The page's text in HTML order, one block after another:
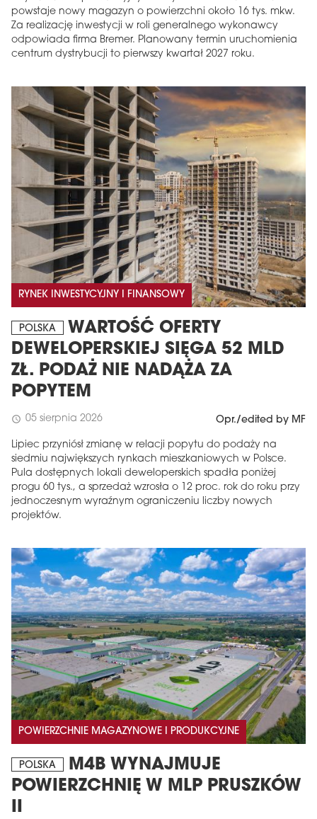
powstaje nowy magazyn o powierzchni około 16 tys. mkw.
Za realizację inwestycji w roli generalnego wykonawcy
odpowiada firma Bremer. Planowany termin uruchomienia
centrum dystrybucji to pierwszy kwartał 2027 roku.
RYNEK INWESTYCYJNY I FINANSOWY
POLSKA
WARTOŚĆ OFERTY
DEWELOPERSKIEJ SIĘGA 52 MLD
ZŁ. PODAŻ NIE NADĄŻA ZA
POPYTEM
schedule 05 sierpnia 2026 Opr./edited by MF
Lipiec przyniósł zmianę w relacji popytu do podaży na
siedmiu największych rynkach mieszkaniowych w Polsce.
Pula dostępnych lokali deweloperskich spadła poniżej
progu 60 tys., a sprzedaż wzrosła o 12 proc. rok do roku przy
jednoczesnym wyraźnym ograniczeniu liczby nowych
projektów.
POWIERZCHNIE MAGAZYNOWE I PRODUKCYJNE
POLSKA
M4B WYNAJMUJE
POWIERZCHNIĘ W MLP PRUSZKÓW
II